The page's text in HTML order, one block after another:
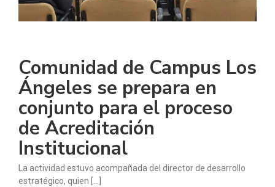
Comunidad de Campus Los
Ángeles se prepara en
conjunto para el proceso
de Acreditación
Institucional
La actividad estuvo acompañada del director de desarrollo
estratégico, quien [...]